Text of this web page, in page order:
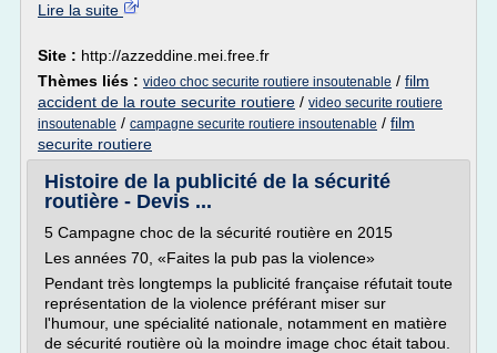
Lire la suite
Site : http://azzeddine.mei.free.fr
Thèmes liés : video choc securite routiere insoutenable / film
accident de la route securite routiere / video securite routiere
insoutenable / campagne securite routiere insoutenable / film
securite routiere
Histoire de la publicité de la sécurité
routière - Devis ...
5 Campagne choc de la sécurité routière en 2015
Les années 70, «Faites la pub pas la violence»
Pendant très longtemps la publicité française réfutait toute
représentation de la violence préférant miser sur
l'humour, une spécialité nationale, notamment en matière
de sécurité routière où la moindre image choc était tabou.